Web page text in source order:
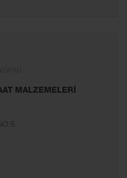
MALZEMELERİ